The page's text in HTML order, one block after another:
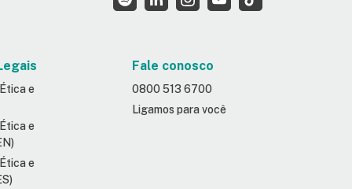
e
e
e
Fale conosco
0800 513 6700
Ligamos para você